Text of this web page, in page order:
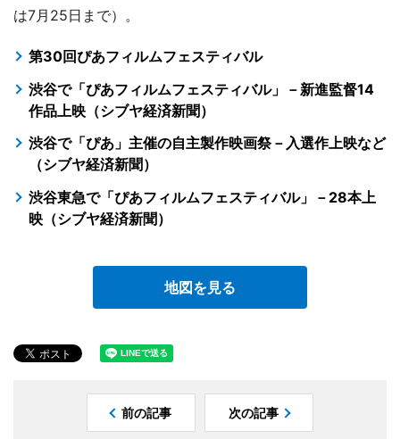
は7月25日まで）。
第30回ぴあフィルムフェスティバル
渋谷で「ぴあフィルムフェスティバル」－新進監督14
作品上映（シブヤ経済新聞）
渋谷で「ぴあ」主催の自主製作映画祭－入選作上映など
（シブヤ経済新聞）
渋谷東急で「ぴあフィルムフェスティバル」－28本上
映（シブヤ経済新聞）
地図を見る
前の記事 次の記事